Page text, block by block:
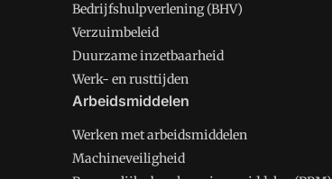
Bedrijfshulpverlening (BHV)
Verzuimbeleid
Duurzame inzetbaarheid
Werk- en rusttijden
Arbeidsmiddelen
Werken met arbeidsmiddelen
Machineveiligheid